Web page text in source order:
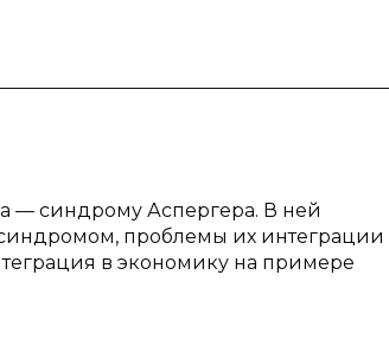
— синдрому Аспергера. В ней
проблемы их интеграции
в экономику на примере